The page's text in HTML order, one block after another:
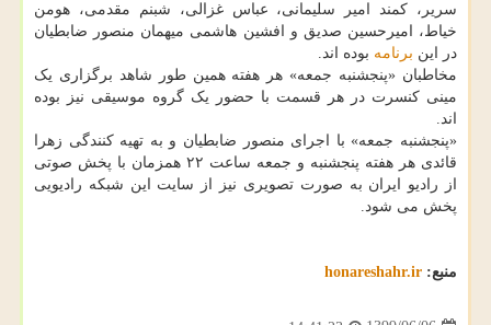
سریر، کمند امیر سلیمانی، عباس غزالی، شبنم مقدمی، هومن
خیاط، امیرحسین صدیق و افشین هاشمی میهمان منصور ضابطیان
در این برنامه بوده اند.
مخاطبان «پنجشنبه جمعه» هر هفته همین طور شاهد برگزاری یک
مینی کنسرت در هر قسمت با حضور یک گروه موسیقی نیز بوده
اند.
«پنجشنبه جمعه» با اجرای منصور ضابطیان و به تهیه کنندگی زهرا
قائدی هر هفته پنجشنبه و جمعه ساعت ۲۲ همزمان با پخش صوتی
از رادیو ایران به صورت تصویری نیز از سایت این شبکه رادیویی
پخش می شود.
منبع: honareshahr.ir